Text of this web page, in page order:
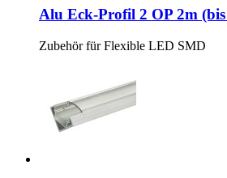
Alu Eck-Profil 2 OP 2m
Zubehör für Flexible LED SMD